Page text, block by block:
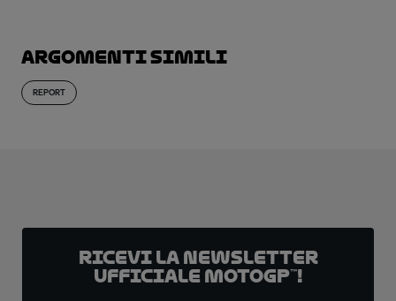
Argomenti simili
REPORT
Ricevi la newsletter
ufficiale MotoGP™!